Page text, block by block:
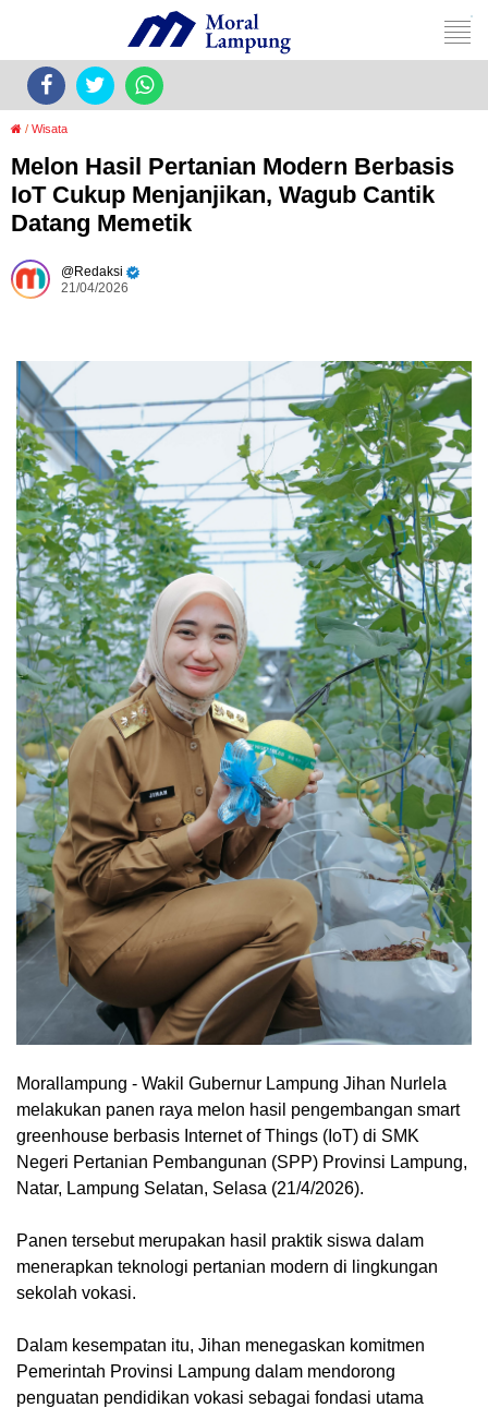
/ Wisata
Melon Hasil Pertanian Modern Berbasis
IoT Cukup Menjanjikan, Wagub Cantik
Datang Memetik
Redaksi
21/04/2026
Morallampung - Wakil Gubernur Lampung Jihan Nurlela
melakukan panen raya melon hasil pengembangan smart
greenhouse berbasis Internet of Things (IoT) di SMK
Negeri Pertanian Pembangunan (SPP) Provinsi Lampung,
Natar, Lampung Selatan, Selasa (21/4/2026).
Panen tersebut merupakan hasil praktik siswa dalam
menerapkan teknologi pertanian modern di lingkungan
sekolah vokasi.
Dalam kesempatan itu, Jihan menegaskan komitmen
Pemerintah Provinsi Lampung dalam mendorong
penguatan pendidikan vokasi sebagai fondasi utama